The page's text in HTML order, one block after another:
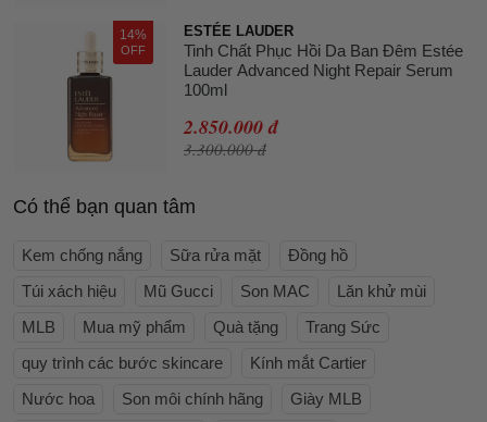
14%
OFF
ESTÉE LAUDER
Tinh Chất Phục Hồi Da Ban Đêm Estée
Lauder Advanced Night Repair Serum
100ml
2.850.000 đ
3.300.000 đ
Có thể bạn quan tâm
Kem chống nắng Sữa rửa mặt
Đồng hồ
Túi xách hiệu
Mũ Gucci Son MAC
Lăn khử mùi
MLB
Mua mỹ phẩm Quà tặng
Trang Sức
quy trình các bước skincare
Kính mắt Cartier
Nước hoa
Son môi chính hãng
Giày MLB